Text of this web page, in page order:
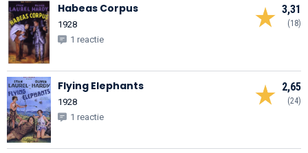
3,31
(18)
Habeas Corpus
1928
1 reactie
2,65
(24)
Flying Elephants
1928
1 reactie